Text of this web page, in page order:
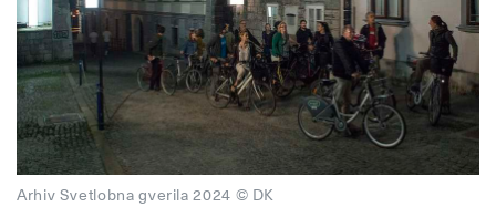
Arhiv Svetlobna gverila 2024 © DK